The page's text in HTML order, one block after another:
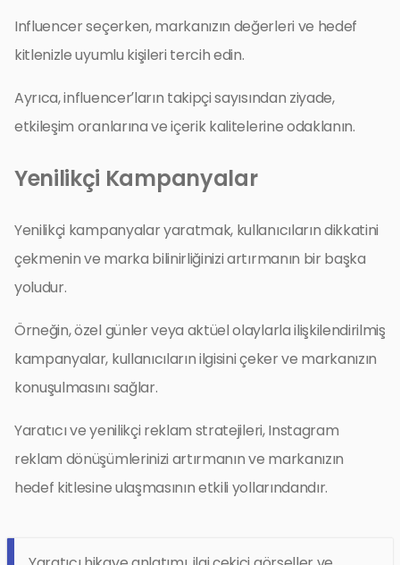
Influencer seçerken, markanızın değerleri ve hedef
kitlenizle uyumlu kişileri tercih edin.
Ayrıca, influencer’ların takipçi sayısından ziyade,
etkileşim oranlarına ve içerik kalitelerine odaklanın.
Yenilikçi Kampanyalar
Yenilikçi kampanyalar yaratmak, kullanıcıların dikkatini
çekmenin ve marka bilinirliğinizi artırmanın bir başka
yoludur.
Örneğin, özel günler veya aktüel olaylarla ilişkilendirilmiş
kampanyalar, kullanıcıların ilgisini çeker ve markanızın
konuşulmasını sağlar.
Yaratıcı ve yenilikçi reklam stratejileri, Instagram
reklam dönüşümlerinizi artırmanın ve markanızın
hedef kitlesine ulaşmasının etkili yollarındandır.